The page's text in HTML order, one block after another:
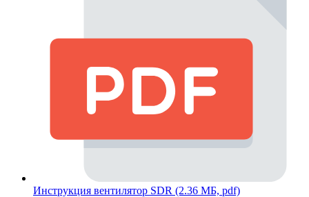
Инструкция вентилятор SDR (2.36 МБ, pdf)